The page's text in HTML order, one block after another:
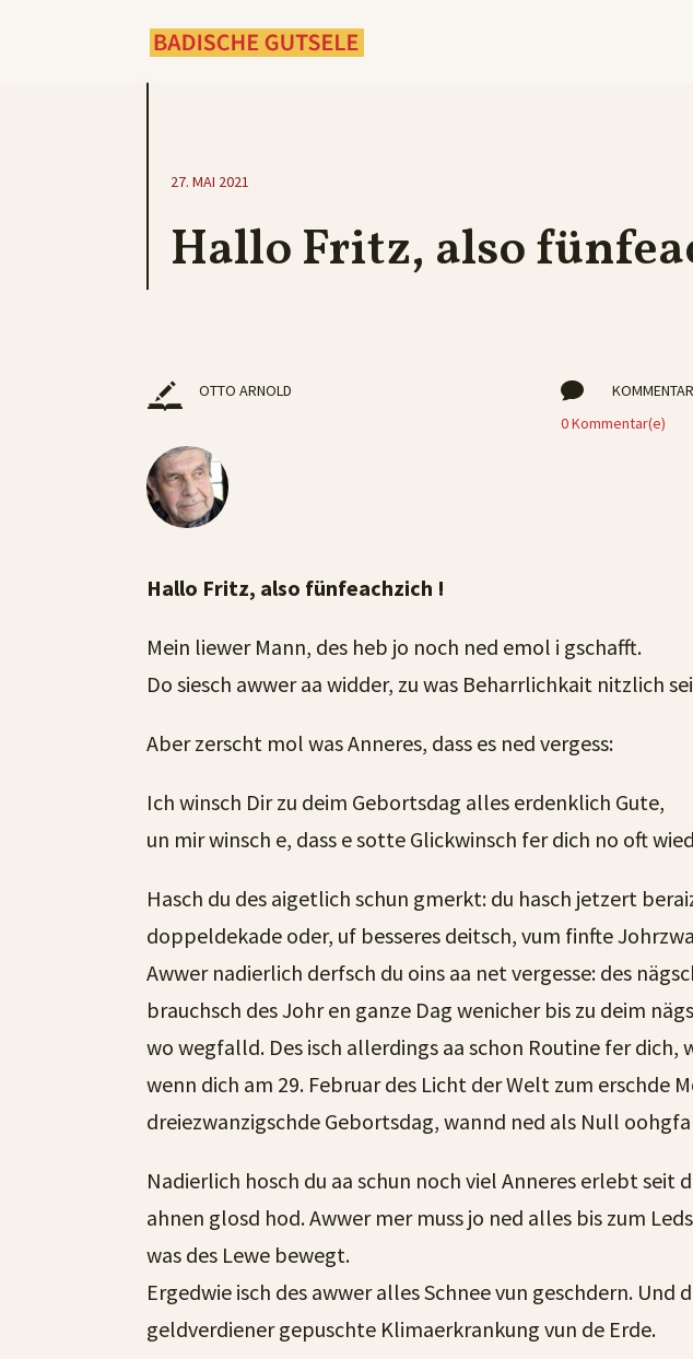
27. MAI 2021
Hallo Fritz, also
OTTO ARNOLD 
0 Kommentar(e)
Hallo Fritz, also fünfeachzich !
Mein liewer Mann, des heb jo noch ned emol i gschafft.
Do siesch awwer aa widder, zu was Beharrlichkait nitzlich
Aber zerscht mol was Anneres, dass es ned vergess:
Ich winsch Dir zu deim Gebortsdag alles erdenklich Gute,
un mir winsch e, dass e sotte Glickwinsch fer dich no oft
Hasch du des aigetlich schun gmerkt: du hasch jetzert
doppeldekade oder, uf besseres deitsch, vum finfte
Awwer nadierlich derfsch du oins aa net vergesse: des
brauchsch des Johr en ganze Dag wenicher bis zu deim
wo wegfalld. Des isch allerdings aa schon Routine fer
wenn dich am 29. Februar des Licht der Welt zum
dreiezwanzigschde Gebortsdag, wannd ned als Null
Nadierlich hosch du aa schun noch viel Anneres erlebt seit
ahnen glosd hod. Awwer mer muss jo ned alles bis zum
was des Lewe bewegt.
Ergedwie isch des awwer alles Schnee vun geschdern.
geldverdiener gepuschte Klimaerkrankung vun de Erde.